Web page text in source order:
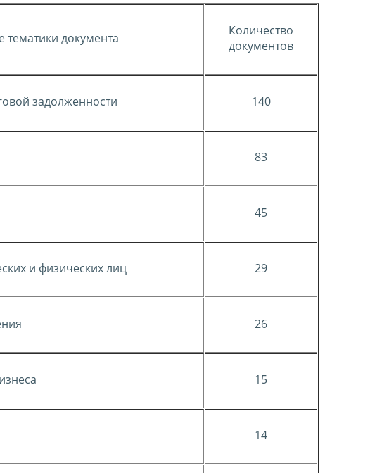
документа
Количество
документов
задолженности 140
83
45
и физических лиц 29
26
15
14